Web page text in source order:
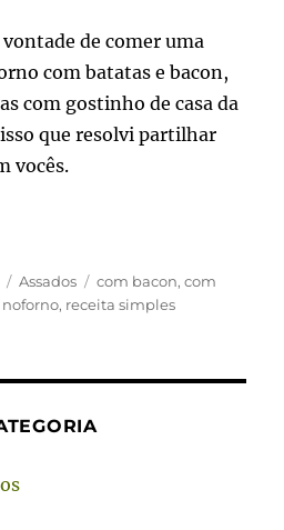
de comer uma
com batatas e bacon,
com gostinho de casa da
que resolvi partilhar
vocês.
Categorias
Assados Tags
com bacon,com
, receita simples